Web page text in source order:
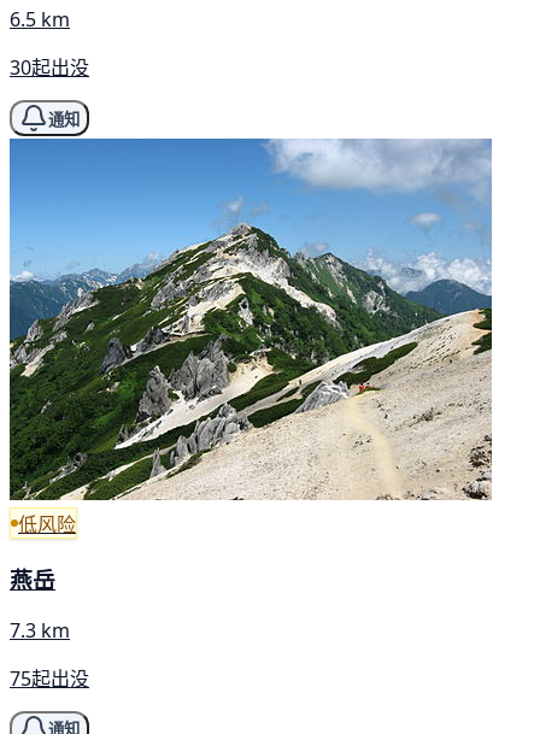
6.5 km
30起出没
通知
低风险
燕岳
7.3 km
75起出没
通知